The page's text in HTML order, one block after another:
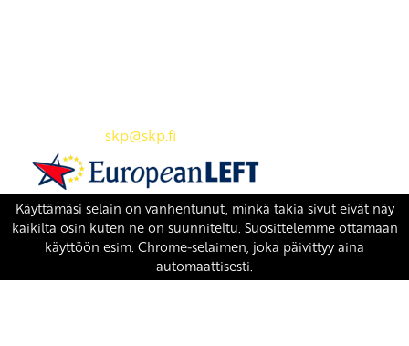
skp@skp.fi
SKP on Euroopan Vasemmistopuolueen jäsen.
european-left.org
european-left.org/manifesto/